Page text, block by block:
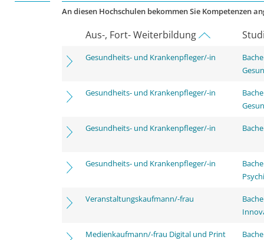
An diesen Hochschulen bekommen Sie Kompetenzen
Aus-, Fort- Weiterbildung
Gesundheits- und Krankenpfleger/-in
Gesundheits- und Krankenpfleger/-in
Gesundheits- und Krankenpfleger/-in
Gesundheits- und Krankenpfleger/-in
Veranstaltungskaufmann/-frau
Medienkaufmann/-frau Digital und Print